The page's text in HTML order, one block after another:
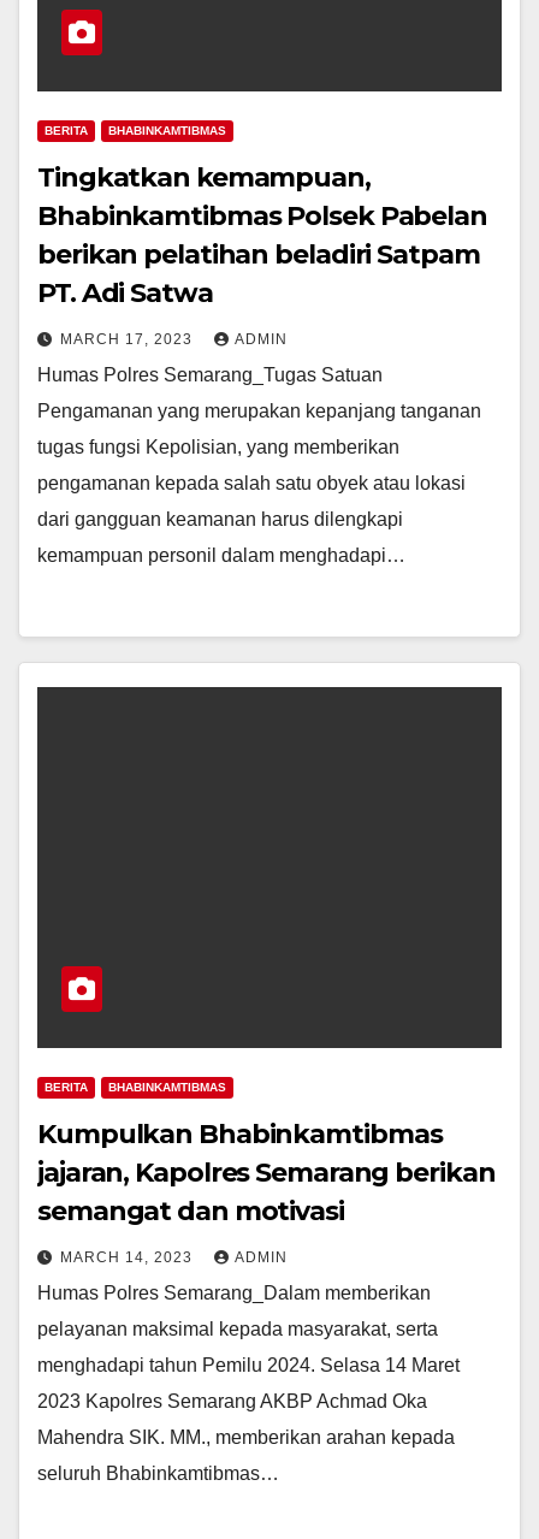
BERITA BHABINKAMTIBMAS
Tingkatkan kemampuan,
Bhabinkamtibmas Polsek Pabelan
berikan pelatihan beladiri Satpam
PT. Adi Satwa
MARCH 17, 2023 ADMIN
Humas Polres Semarang_Tugas Satuan
Pengamanan yang merupakan kepanjang tanganan
tugas fungsi Kepolisian, yang memberikan
pengamanan kepada salah satu obyek atau lokasi
dari gangguan keamanan harus dilengkapi
kemampuan personil dalam menghadapi…
BERITA BHABINKAMTIBMAS
Kumpulkan Bhabinkamtibmas
jajaran, Kapolres Semarang berikan
semangat dan motivasi
MARCH 14, 2023 ADMIN
Humas Polres Semarang_Dalam memberikan
pelayanan maksimal kepada masyarakat, serta
menghadapi tahun Pemilu 2024. Selasa 14 Maret
2023 Kapolres Semarang AKBP Achmad Oka
Mahendra SIK. MM., memberikan arahan kepada
seluruh Bhabinkamtibmas…